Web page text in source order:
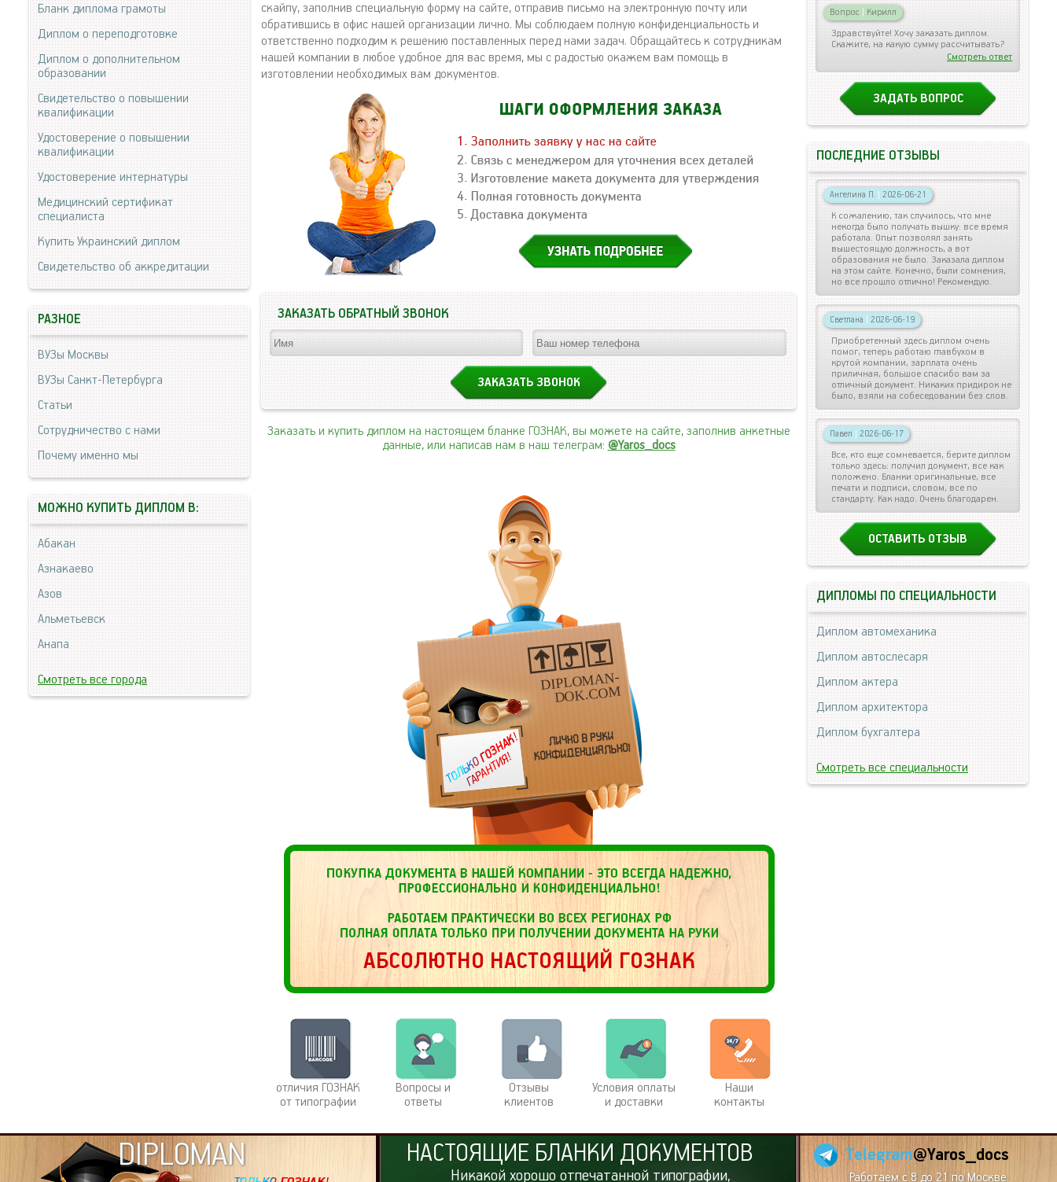
скайпу, заполнив специальную форму на сайте, отправив письмо на электронную почту или
обратившись в офис нашей организации лично. Мы соблюдаем полную конфиденциальность и
ответственно подходим к решению поставленных перед нами задач. Обращайтесь к сотрудникам
нашей компании в любое удобное для вас время, мы с радостью окажем вам помощь в
изготовлении необходимых вам документов.
ЗАКАЗАТЬ ОБРАТНЫЙ ЗВОНОК
Заказать и купить диплом на настоящем бланке ГОЗНАК, вы можете на сайте, заполнив анкетные
данные, или написав нам в наш телеграм: @Yaros_docs
DIPLOMAN-
DOK.COM
отличия ГОЗНАК
от типографии
Вопросы и
ответы
Отзывы
клиентов
Условия оплаты
и доставки
Наши
контакты
Бланк диплома грамоты
Диплом о переподготовке
Диплом о дополнительном
образовании
Свидетельство о повышении
квалификации
Удостоверение о повышении
квалификации
Удостоверение интернатуры
Медицинский сертификат
специалиста
Купить Украинский диплом
Свидетельство об аккредитации
РАЗНОЕ
ВУЗы Москвы
ВУЗы Санкт-Петербурга
Статьи
Сотрудничество с нами
Почему именно мы
МОЖНО КУПИТЬ ДИПЛОМ В:
Абакан
Азнакаево
Азов
Альметьевск
Анапа
Смотреть все города
Вопрос | Кирилл
Здравствуйте! Хочу заказать диплом.
Скажите, на какую сумму рассчитывать?
Смотреть ответ
ЗАДАТЬ ВОПРОС
ПОСЛЕДНИЕ ОТЗЫВЫ
Ангелина П. | 2026-06-21
К сожалению, так случилось, что мне
некогда было получать вышку: все время
работала. Опыт позволял занять
вышестоящую должность, а вот
образования не было. Заказала диплом
на этом сайте. Конечно, были сомнения,
но все прошло отлично! Рекомендую.
Светлана | 2026-06-19
Приобретенный здесь диплом очень
помог, теперь работаю главбухом в
крутой компании, зарплата очень
приличная, большое спасибо вам за
отличный документ. Никаких придирок не
было, взяли на собеседовании без слов.
Павел | 2026-06-17
Все, кто еще сомневается, берите диплом
только здесь: получил документ, все как
положено. Бланки оригинальные, все
печати и подписи, словом, все по
стандарту. Как надо. Очень благодарен.
ОСТАВИТЬ ОТЗЫВ
ДИПЛОМЫ ПО СПЕЦИАЛЬНОСТИ
Диплом автомеханика
Диплом автослесаря
Диплом актера
Диплом архитектора
Диплом бухгалтера
Смотреть все специальности
DIPLOMAN НАСТОЯЩИЕ БЛАНКИ ДОКУМЕНТОВ
Никакой хорошо отпечатанной типографии,
Telegram@Yaros_docs
Работаем с 8 до 21 по Москве